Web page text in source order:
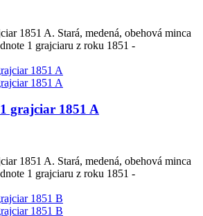
1851 A. Stará, medená, obehová minca
1 grajciaru z roku 1851 -
grajciar 1851 A
1851 A. Stará, medená, obehová minca
1 grajciaru z roku 1851 -